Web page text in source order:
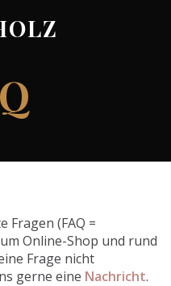
Fragen (FAQ =
Online-Shop und rund
Frage nicht
gerne eine Nachricht.